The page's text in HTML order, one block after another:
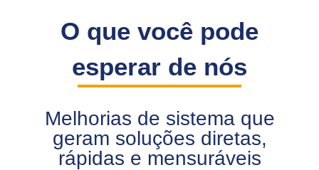
O que você pode
esperar de nós
Melhorias de sistema que
geram soluções diretas,
rápidas e mensuráveis